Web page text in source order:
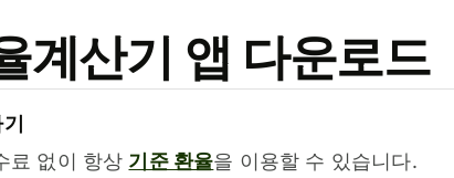
계산기 앱 다운로드
료 없이 항상 기준 환율을 이용할 수 있습니다.